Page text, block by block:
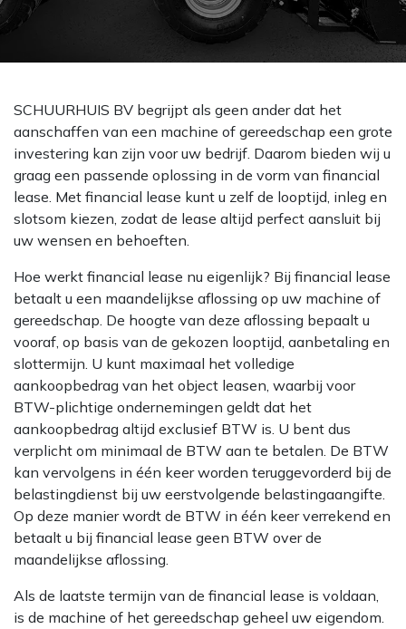
SCHUURHUIS BV begrijpt als geen ander dat het
aanschaffen van een machine of gereedschap een grote
investering kan zijn voor uw bedrijf. Daarom bieden wij u
graag een passende oplossing in de vorm van financial
lease. Met financial lease kunt u zelf de looptijd, inleg en
slotsom kiezen, zodat de lease altijd perfect aansluit bij
uw wensen en behoeften.
Hoe werkt financial lease nu eigenlijk? Bij financial lease
betaalt u een maandelijkse aflossing op uw machine of
gereedschap. De hoogte van deze aflossing bepaalt u
vooraf, op basis van de gekozen looptijd, aanbetaling en
slottermijn. U kunt maximaal het volledige
aankoopbedrag van het object leasen, waarbij voor
BTW-plichtige ondernemingen geldt dat het
aankoopbedrag altijd exclusief BTW is. U bent dus
verplicht om minimaal de BTW aan te betalen. De BTW
kan vervolgens in één keer worden teruggevorderd bij de
belastingdienst bij uw eerstvolgende belastingaangifte.
Op deze manier wordt de BTW in één keer verrekend en
betaalt u bij financial lease geen BTW over de
maandelijkse aflossing.
Als de laatste termijn van de financial lease is voldaan,
is de machine of het gereedschap geheel uw eigendom.